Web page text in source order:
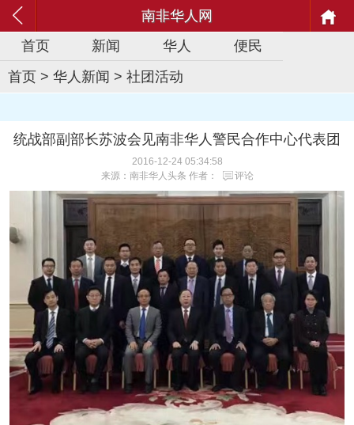
南非华人网
首页
新闻 华人
便民
首页 > 华人新闻 > 社团活动
统战部副部长苏波会见南非华人警民合作中心代表团
2016-12-24 05:34:58
来源：南非华人头条 作者：
评论